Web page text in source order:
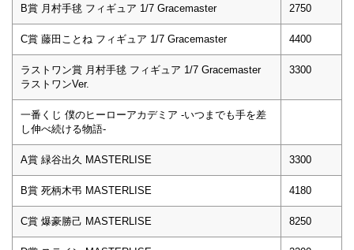
B賞 月村手毬 フィギュア 1/7 Gracemaster 2750
C賞 藤田ことね フィギュア 1/7 Gracemaster 4400
ラストワン賞 月村手毬 フィギュア 1/7 Gracemaster
ラストワンVer.
3300
一番くじ 僕のヒーローアカデミア -いつまでも手を差
し伸べ続ける物語-
A賞 緑谷出久 MASTERLISE 3300
B賞 死柄木弔 MASTERLISE 4180
C賞 爆豪勝己 MASTERLISE 8250